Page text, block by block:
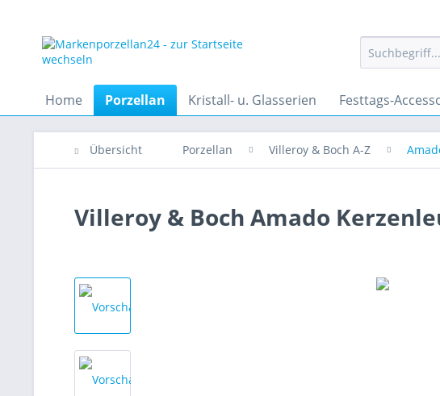
Home Porzellan Kristall- u. Glasserien Festtags-
Übersicht Porzellan Villeroy & Boch A-Z
Villeroy & Boch Amado